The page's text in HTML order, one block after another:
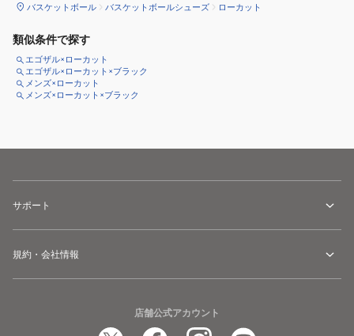
バスケットボール バスケットボールシューズ ローカット
類似条件で探す
エゴザル×ローカット
エゴザル×ローカット×ブラック
メンズ×ローカット
メンズ×ローカット×ブラック
サポート
規約・会社情報
店舗公式アカウント